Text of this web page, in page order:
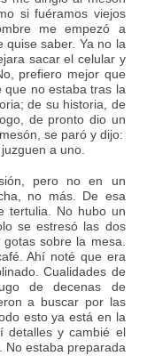
si fuéramos viejos
me empezó a
quise saber. Ya no la
sacar el celular y
prefiero mejor que
que no estaba tras la
de su historia, de
de pronto dio un
se paró y dijo:
a uno.
pero no en un
no más. De esa
tertulia. No hubo un
se estresó las dos
sobre la mesa.
Ahí noté que era
Cualidades de
de decenas de
a buscar por las
esto ya está en la
detalles y cambié el
No estaba preparada